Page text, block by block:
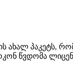
ახალ
წვდომა